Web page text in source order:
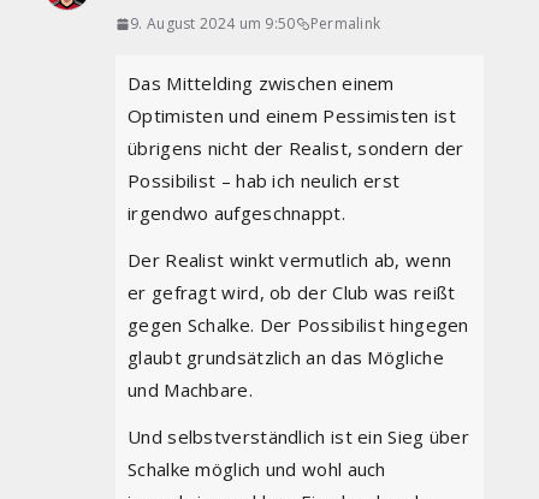
9. August 2024 um 9:50 Permalink
Das Mittelding zwischen einem
Optimisten und einem Pessimisten ist
übrigens nicht der Realist, sondern der
Possibilist – hab ich neulich erst
irgendwo aufgeschnappt.
Der Realist winkt vermutlich ab, wenn
er gefragt wird, ob der Club was reißt
gegen Schalke. Der Possibilist hingegen
glaubt grundsätzlich an das Mögliche
und Machbare.
Und selbstverständlich ist ein Sieg über
Schalke möglich und wohl auch